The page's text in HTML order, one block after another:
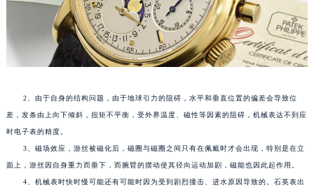
沈阳市沈河区中街路83号亨得利名表服务中心（品牌授权店）1层整层（需提前预约）
乌鲁木齐市天山区红山路26号时代广场（CCMALL）C座17层17-B（需提前预约）
温州市鹿城区锦绣路1067号置信广场10层1015室（需提前预约）
佛山市禅城区季华五路57号万科金融中心C座12层1205室（需提前预约）
无锡市梁溪区人民中路139号恒隆广场写字楼1座11层1104室（需提前预约）
南通市崇川区工农路57号圆融广场写字楼16层1603室（需提前预约）
2、由于自身的结构问题，由于地球引力的阻碍，水平和垂直位置的偏差会导致位
差，发条由上向下倾斜，扭矩不平衡，受外界温度、磁性等因素的阻碍，机械表达不到应
时电子表的精度。
3、磁场效应，游丝被磁化后，磁圈与磁圈之间只有在佩戴时才会出现，特别是在立
面上，游丝因自身重力而垂下，而腕臂的摆动使其径向运动加剧，磁能也因此起作用。
4、机械表时快时慢可能还有可能时因为受到剧烈撞击、进水原因导致的。石英表出